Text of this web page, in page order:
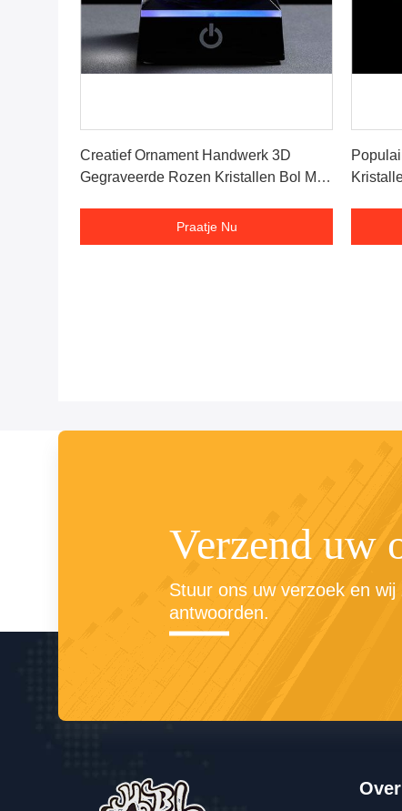
Creatief Ornament Handwerk 3D
Gegraveerde Rozen Kristallen Bol Met
Praatje Nu
Verzend uw
Stuur ons uw verzoek en
antwoorden.
Over